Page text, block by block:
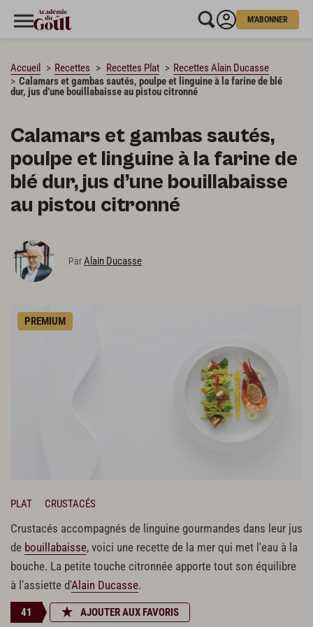
M'ABONNER
Accueil Recettes Recettes Plat
Recettes Alain Ducasse
Calamars et gambas sautés, poulpe et linguine à la farine de blé
dur, jus d’une bouillabaisse au pistou citronné
Calamars et gambas sautés,
poulpe et linguine à la farine de
blé dur, jus d’une bouillabaisse
au pistou citronné
ParAlain Ducasse
PREMIUM
PLAT CRUSTACÉS
Crustacés accompagnés de linguine gourmandes dans leur jus
de bouillabaisse, voici une recette de la mer qui met l'eau à la
bouche. La petite touche citronnée apporte tout son équilibre
à l'assiette d'Alain Ducasse.
41 AJOUTER AUX FAVORIS
CHARGEMENT…